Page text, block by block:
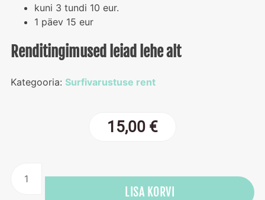
15,00 €
kuni 3 tundi 10 eur.
1 päev 15 eur
Renditingimused leiad lehe alt
LISA KORVI
Kategooria: Surfivarustuse rent